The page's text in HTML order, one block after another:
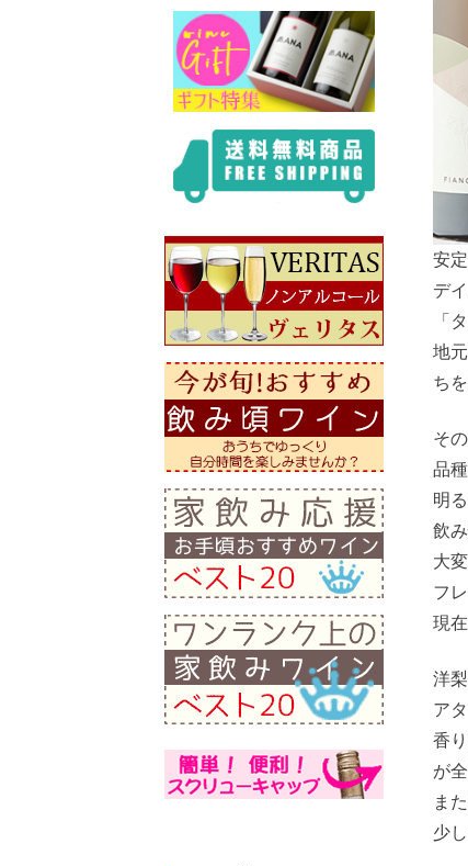
安
デ
「
地
ち
そ
品
明
飲
大
フ
現
洋
ア
香
が
ま
少